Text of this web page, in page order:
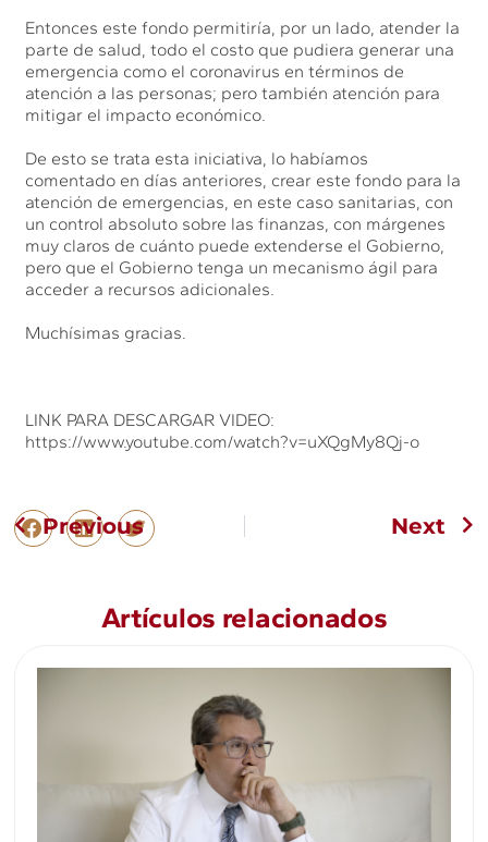
Entonces este fondo permitiría, por un lado, atender la
parte de salud, todo el costo que pudiera generar una
emergencia como el coronavirus en términos de
atención a las personas; pero también atención para
mitigar el impacto económico.
De esto se trata esta iniciativa, lo habíamos
comentado en días anteriores, crear este fondo para la
atención de emergencias, en este caso sanitarias, con
un control absoluto sobre las finanzas, con márgenes
muy claros de cuánto puede extenderse el Gobierno,
pero que el Gobierno tenga un mecanismo ágil para
acceder a recursos adicionales.
Muchísimas gracias.
LINK PARA DESCARGAR VIDEO:
https://www.youtube.com/watch?v=uXQgMy8Qj-o
Previous Next
Artículos relacionados